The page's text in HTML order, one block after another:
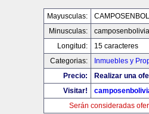
Mayusculas:
Minusculas:
Longitud:
15 caracteres
Categorias:
Inmuebles y
Precio:
Realizar una
Visitar!
Serán consideradas